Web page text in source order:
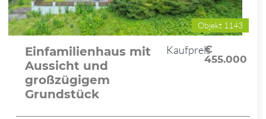
Objekt 1143
Einfamilienhaus mit
Aussicht und
großzügigem
Grundstück
Kaufpreis
€
455.000